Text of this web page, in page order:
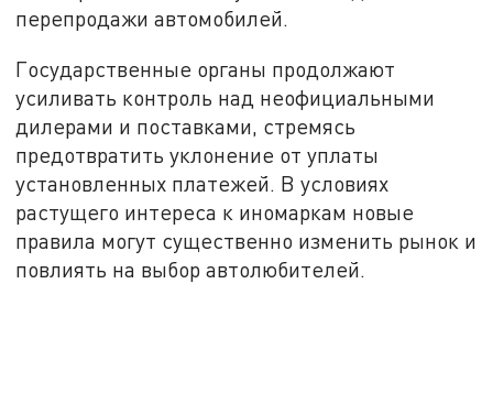
перепродажи автомобилей.
Государственные органы продолжают
усиливать контроль над неофициальными
дилерами и поставками, стремясь
предотвратить уклонение от уплаты
установленных платежей. В условиях
растущего интереса к иномаркам новые
правила могут существенно изменить рынок и
повлиять на выбор автолюбителей.